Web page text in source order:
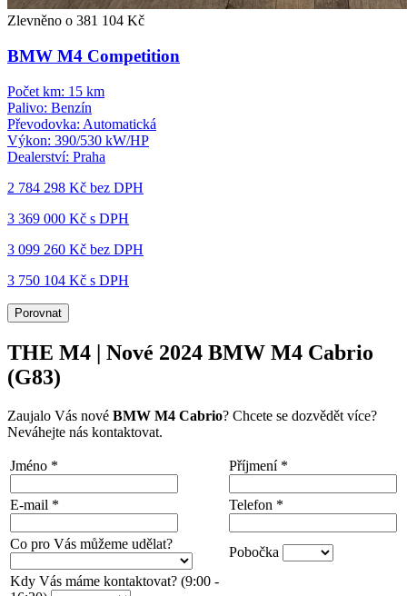
Zlevněno o 381 104 Kč
BMW M4 Competition
Počet km: 15 km
Palivo: Benzín
Převodovka: Automatická
Výkon: 390/530 kW/HP
Dealerství: Praha
2 784 298 Kč bez DPH
3 369 000 Kč s DPH
3 099 260 Kč bez DPH
3 750 104 Kč s DPH
Porovnat
THE M4 | Nové 2024 BMW M4 Cabrio
(G83)
Zaujalo Vás nové BMW M4 Cabrio? Chcete se dozvědět více?
Neváhejte nás kontaktovat.
Jméno * Příjmení *
E-mail * Telefon *
Co pro Vás můžeme udělat?
Pobočka
Kdy Vás máme kontaktovat? (9:00 -